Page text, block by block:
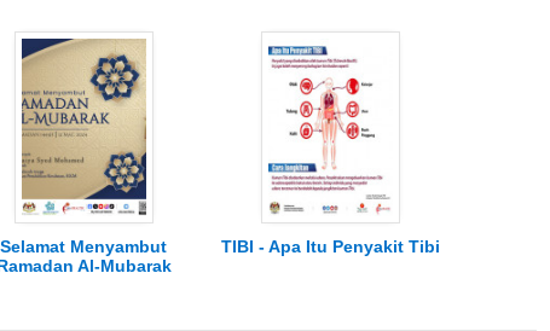
Selamat Menyambut
Al-Mubarak
TIBI - Apa Itu Penyakit Tibi